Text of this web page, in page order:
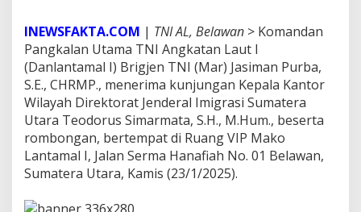
e
a
a
K
a
n
t
o
r
INEWSFAKTA.COM | TNI AL, Belawan > Komandan
Pangkalan Utama TNI Angkatan Laut I
(Danlantamal I) Brigjen TNI (Mar) Jasiman Purba,
S.E., CHRMP., menerima kunjungan Kepala Kantor
Wilayah Direktorat Jenderal Imigrasi Sumatera
Utara Teodorus Simarmata, S.H., M.Hum., beserta
rombongan, bertempat di Ruang VIP Mako
Lantamal I, Jalan Serma Hanafiah No. 01 Belawan,
Sumatera Utara, Kamis (23/1/2025).